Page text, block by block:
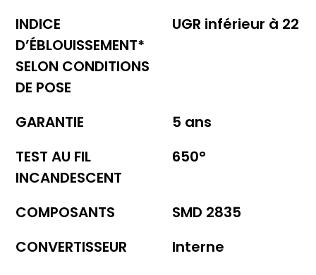
INDICE
D’ÉBLOUISSEMENT*
SELON CONDITIONS
DE POSE
UGR inférieur à 22
GARANTIE
5 ans
TEST AU FIL
INCANDESCENT
650°
COMPOSANTS
SMD 2835
CONVERTISSEUR
Interne